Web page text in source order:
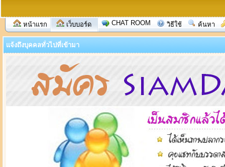
หน้าแรก เว็บบอร์ด CHAT ROOM วิธีใช้ ค้นหา
แจ้งถึงบุคคลทั่วไปที่เข้ามา